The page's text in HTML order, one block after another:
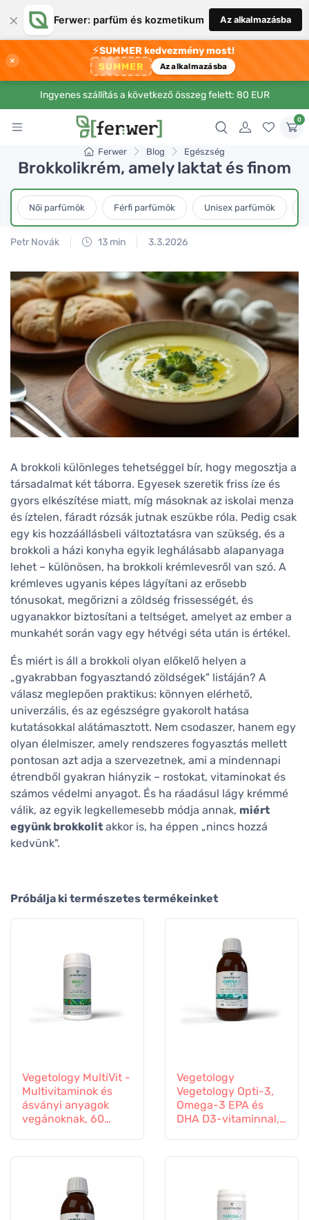
× Ferwer: parfüm és kozmetikum Az alkalmazásba
×
⚡SUMMER kedvezmény most!
SUMMER Az alkalmazásba
Ingyenes szállítás a következő összeg felett: 80 EUR
0
Ferwer Blog Egészség
Brokkolikrém, amely laktat és finom
Női parfümök Férfi parfümök Unisex parfümök
Petr Novák 13 min 3.3.2026
A brokkoli különleges tehetséggel bír, hogy megosztja a
társadalmat két táborra. Egyesek szeretik friss íze és
gyors elkészítése miatt, míg másoknak az iskolai menza
és íztelen, fáradt rózsák jutnak eszükbe róla. Pedig csak
egy kis hozzáállásbeli változtatásra van szükség, és a
brokkoli a házi konyha egyik leghálásabb alapanyaga
lehet – különösen, ha brokkoli krémlevesről van szó. A
krémleves ugyanis képes lágyítani az erősebb
tónusokat, megőrizni a zöldség frissességét, és
ugyanakkor biztosítani a teltséget, amelyet az ember a
munkahét során vagy egy hétvégi séta után is értékel.
És miért is áll a brokkoli olyan előkelő helyen a
„gyakrabban fogyasztandó zöldségek" listáján? A
válasz meglepően praktikus: könnyen elérhető,
univerzális, és az egészségre gyakorolt hatása
kutatásokkal alátámasztott. Nem csodaszer, hanem egy
olyan élelmiszer, amely rendszeres fogyasztás mellett
pontosan azt adja a szervezetnek, ami a mindennapi
étrendből gyakran hiányzik – rostokat, vitaminokat és
számos védelmi anyagot. És ha ráadásul lágy krémmé
válik, az egyik legkellemesebb módja annak, miért
együnk brokkolit akkor is, ha éppen „nincs hozzá
kedvünk".
Próbálja ki természetes termékeinket
Vegetology MultiVit -
Multivitaminok és
ásványi anyagok
vegánoknak, 60
Vegetology
Vegetology Opti-3,
Omega-3 EPA és
DHA D3-vitaminnal,